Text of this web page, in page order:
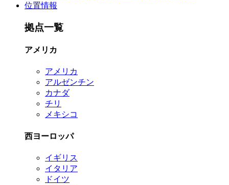
位置情報
拠点一覧
アメリカ
アメリカ
アルゼンチン
カナダ
チリ
メキシコ
西ヨーロッパ
イギリス
イタリア
ドイツ